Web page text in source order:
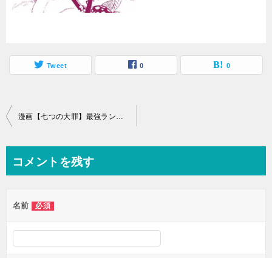
Tweet 0 0
投
ビ
ー
シ
ョ
漫画【七つの大罪】最強ランキングTOP10！【最新版】
コメントを残す
名前 必須